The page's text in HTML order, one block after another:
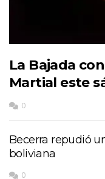
La Bajada
Martial este
0
Becerra repudió
boliviana
0